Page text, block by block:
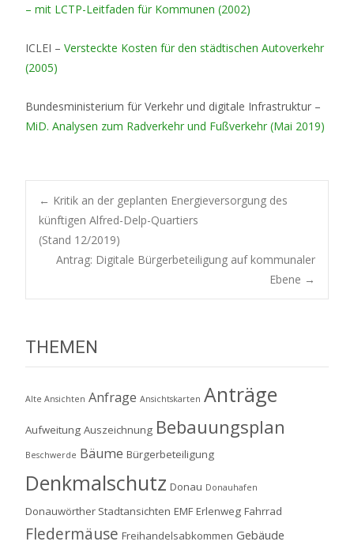
– mit LCTP-Leitfaden für Kommunen (2002)
ICLEI – Versteckte Kosten für den städtischen Autoverkehr
(2005)
Bundesministerium für Verkehr und digitale Infrastruktur –
MiD. Analysen zum Radverkehr und Fußverkehr (Mai 2019)
Post
navigation
← Kritik an der geplanten Energieversorgung des
künftigen Alfred-Delp-Quartiers
(Stand 12/2019)
Antrag: Digitale Bürgerbeteiligung auf kommunaler
Ebene →
THEMEN
Alte Ansichten Anfrage Ansichtskarten Anträge
Aufweitung Auszeichnung Bebauungsplan
Beschwerde Bäume Bürgerbeteiligung
Denkmalschutz Donau Donauhafen
Donauwörther Stadtansichten EMF Erlenweg Fahrrad
Fledermäuse Freihandelsabkommen Gebäude